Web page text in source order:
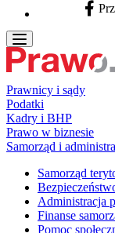
Prawnicy i sądy
Podatki
Kadry i BHP
Prawo w biznesie
Samorząd i
Samorząd
Administracja
Finanse
Pomoc